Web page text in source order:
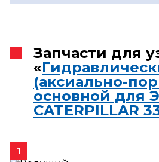
Запчасти для
«
(аксиально-
основной для
CATERPILLAR
1